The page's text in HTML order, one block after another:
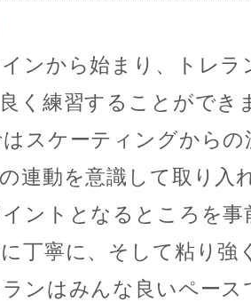
ンから始まり、トレラ
く練習することができ
スケーティングからの
連動を意識して取り入
ントとなるところを
丁寧に、そして粘り強
ンはみんな良いペース